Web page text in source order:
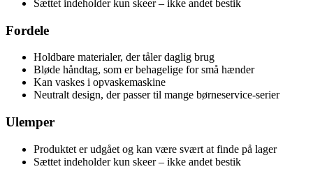
Sættet indeholder kun skeer – ikke andet bestik
Fordele
Holdbare materialer, der tåler daglig brug
Bløde håndtag, som er behagelige for små hænder
Kan vaskes i opvaskemaskine
Neutralt design, der passer til mange børneservice-serier
Ulemper
Produktet er udgået og kan være svært at finde på lager
Sættet indeholder kun skeer – ikke andet bestik